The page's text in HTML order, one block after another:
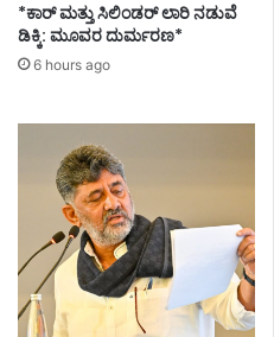
*ಕಾರ್ ಮತ್ತು ಸಿಲಿಂಡ‌ರ್ ಲಾರಿ ನಡುವೆ
ಡಿಕ್ಕಿ: ಮೂವರ ದುರ್ಮರಣ*
6 hours ago